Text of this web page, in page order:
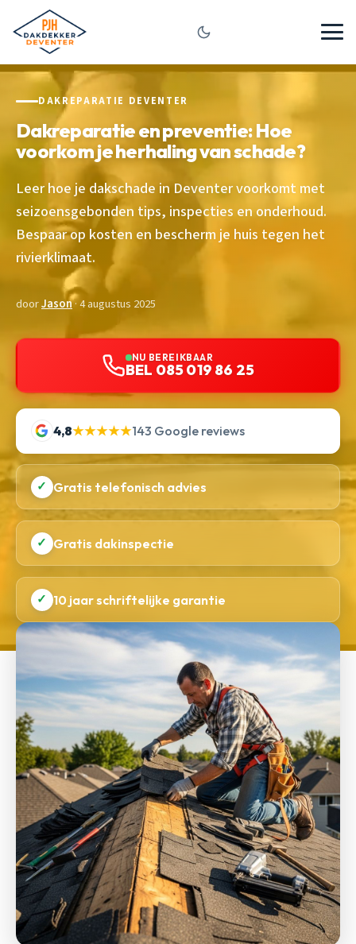
DAKREPARATIE DEVENTER
Dakreparatie en preventie: Hoe
voorkom je herhaling van schade?
Leer hoe je dakschade in Deventer voorkomt met
seizoensgebonden tips, inspecties en onderhoud.
Bespaar op kosten en bescherm je huis tegen het
rivierklimaat.
doorJason· 4 augustus 2025
NU BEREIKBAAR
BEL 085 019 86 25
4,8★★★★★143 Google reviews
✓ Gratis telefonisch advies
✓ Gratis dakinspectie
✓ 10 jaar schriftelijke garantie